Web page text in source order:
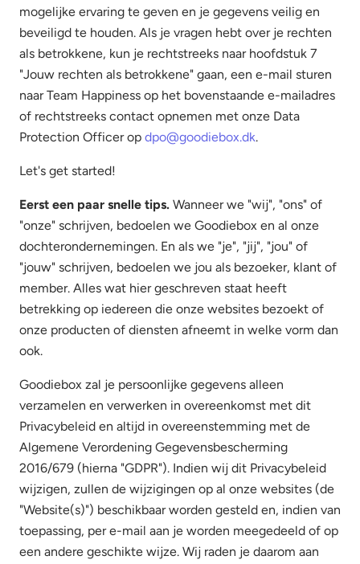
mogelijke ervaring te geven en je gegevens veilig en
beveiligd te houden. Als je vragen hebt over je rechten
als betrokkene, kun je rechtstreeks naar hoofdstuk 7
"Jouw rechten als betrokkene" gaan, een e-mail sturen
naar Team Happiness op het bovenstaande e-mailadres
of rechtstreeks contact opnemen met onze Data
Protection Officer op dpo@goodiebox.dk.
Let's get started!
Eerst een paar snelle tips. Wanneer we "wij", "ons" of
"onze" schrijven, bedoelen we Goodiebox en al onze
dochterondernemingen. En als we "je", "jij", "jou" of
"jouw" schrijven, bedoelen we jou als bezoeker, klant of
member. Alles wat hier geschreven staat heeft
betrekking op iedereen die onze websites bezoekt of
onze producten of diensten afneemt in welke vorm dan
ook.
Goodiebox zal je persoonlijke gegevens alleen
verzamelen en verwerken in overeenkomst met dit
Privacybeleid en altijd in overeenstemming met de
Algemene Verordening Gegevensbescherming
2016/679 (hierna "GDPR"). Indien wij dit Privacybeleid
wijzigen, zullen de wijzigingen op al onze websites (de
"Website(s)") beschikbaar worden gesteld en, indien van
toepassing, per e-mail aan je worden meegedeeld of op
een andere geschikte wijze. Wij raden je daarom aan